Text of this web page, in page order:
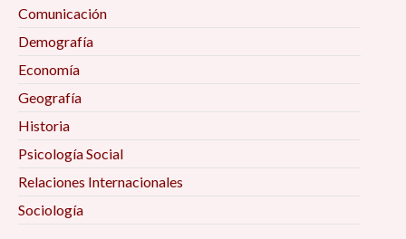
Comunicación
Demografía
Economía
Geografía
Historia
Psicología Social
Relaciones Internacionales
Sociología